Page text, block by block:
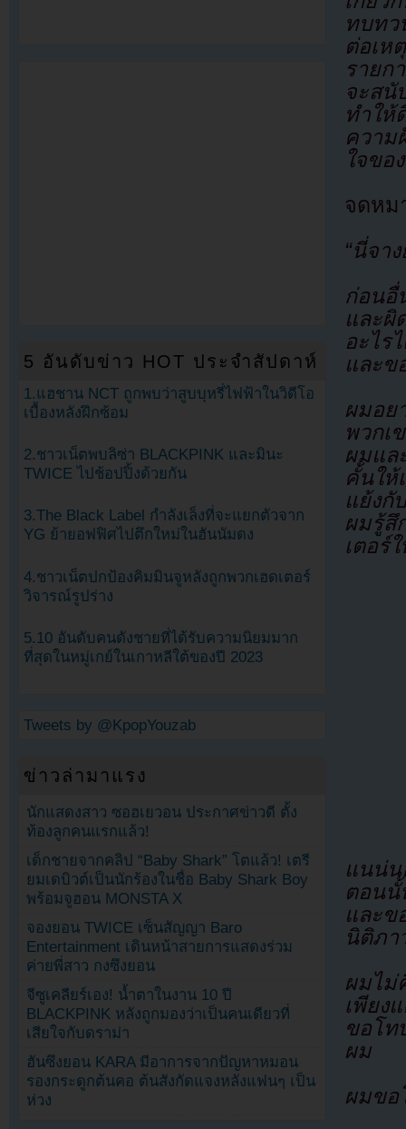
ทบทว
ต่อเ
รายก
จะส
ทำให้
ความ
ใจขอ
จดหม
“นี่จา
ก่อน
และผิ
อะไร
และข
ผมอย
พวกเ
ผมแล
คั้นให้
แย้ง
ผมรู้สึ
เตอร์
แนน่
ตอน
และข
นิติภา
ผมไม่
เพีย
ขอโท
ผม
ผมขอ
5 อันดับข่าว HOT ประจำสัปดาห์
1.แฮชาน NCT ถูกพบว่าสูบบุหรี่ไฟฟ้าในวิดีโอ
เบื้องหลังฝึกซ้อม
2.ชาวเน็ตพบลิซ่า BLACKPINK และมินะ
TWICE ไปช้อปปิ้งด้วยกัน
3.The Black Label กำลังเล็งที่จะแยกตัวจาก
YG ย้ายอฟฟิศไปตึกใหม่ในฮันนัมดง
4.ชาวเน็ตปกป้องคิมมินจูหลังถูกพวกเฮดเตอร์
วิจารณ์รูปร่าง
5.10 อันดับคนดังชายที่ได้รับความนิยมมาก
ที่สุดในหมู่เกย์ในเกาหลีใต้ของปี 2023
Tweets by @KpopYouzab
ข่าวล่ามาแรง
นักแสดงสาว ซอฮเยวอน ประกาศข่าวดี ตั้ง
ท้องลูกคนแรกแล้ว!
เด็กชายจากคลิป “Baby Shark” โตแล้ว! เตรี
ยมเดบิวต์เป็นนักร้องในชื่อ Baby Shark Boy
พร้อมจูฮอน MONSTA X
จองยอน TWICE เซ็นสัญญา Baro
Entertainment เดินหน้าสายการแสดงร่วม
ค่ายพี่สาว กงซึงยอน
จีซูเคลียร์เอง! น้ำตาในงาน 10 ปี
BLACKPINK หลังถูกมองว่าเป็นคนเดียวที่
เสียใจกับดราม่า
ฮันซึงยอน KARA มีอาการจากปัญหาหมอน
รองกระดูกต้นคอ ต้นสังกัดแจงหลังแฟนๆ เป็น
ห่วง